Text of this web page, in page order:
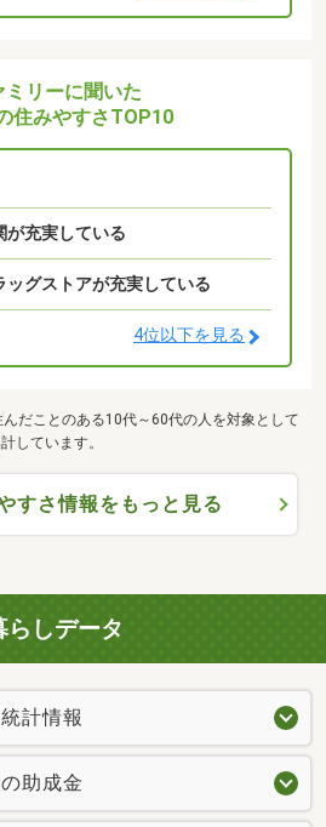
ミリーに聞いた
住みやすさTOP10
が充実している
ッグストアが充実している
4位以下を見る
だことのある10代～60代の人を対象として
しています。
すさ情報をもっと見る
らしデータ
計情報
助成金